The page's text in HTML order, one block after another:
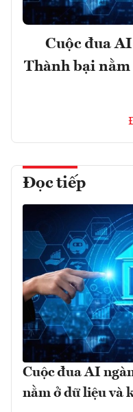
Cuộc đua
Thành bại
Đọc tiếp
Cuộc đua AI
nằm ở dữ liệu và